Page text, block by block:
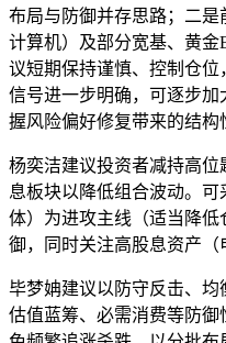
布局与防御并存思路；二是
计算机）及部分宽基、黄
议短期保持谨慎、控制仓
信号进一步明确，可逐步
握风险偏好修复带来的结构
杨奕洁建议投资者减持高
息板块以降低组合波动。
体）为进攻主线（适当降
御，同时关注高股息资产（
毕梦姌建议以防守反击、
估值蓝筹、必需消费等防